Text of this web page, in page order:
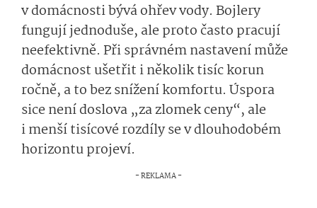
v domácnosti bývá ohřev vody. Bojlery
fungují jednoduše, ale proto často pracují
neefektivně. Při správném nastavení může
domácnost ušetřit i několik tisíc korun
ročně, a to bez snížení komfortu. Úspora
sice není doslova „za zlomek ceny“, ale
i menší tisícové rozdíly se v dlouhodobém
horizontu projeví.